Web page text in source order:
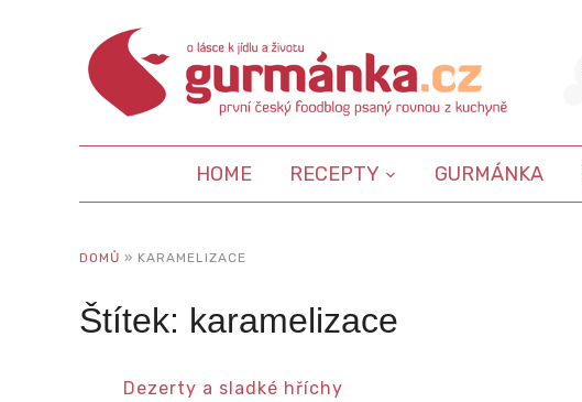
HOME RECEPTY GURMÁNKA
DOMŮ » KARAMELIZACE
Štítek: karamelizace
Dezerty a sladké hříchy